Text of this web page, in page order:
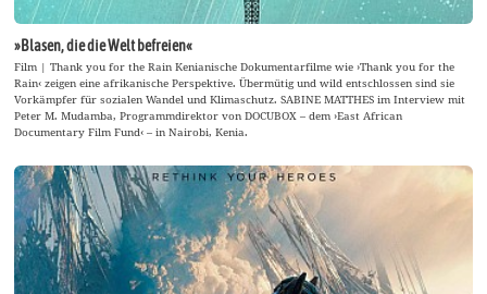
»Blasen, die die Welt befreien«
Film | Thank you for the Rain Kenianische Dokumentarfilme wie ›Thank you for the
Rain‹ zeigen eine afrikanische Perspektive. Übermütig und wild entschlossen sind sie
Vorkämpfer für sozialen Wandel und Klimaschutz. SABINE MATTHES im Interview mit
Peter M. Mudamba, Programmdirektor von DOCUBOX – dem ›East African
Documentary Film Fund‹ – in Nairobi, Kenia.